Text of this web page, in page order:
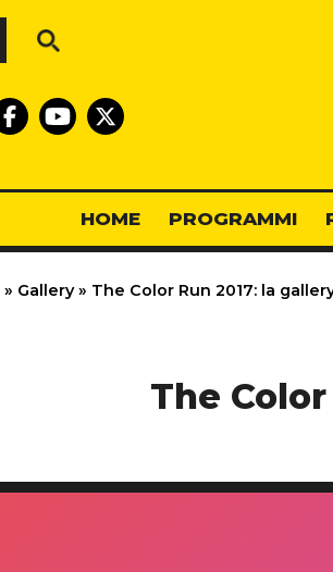
HOME PROGRAMMI
» Gallery » The Color Run 2017: la
The